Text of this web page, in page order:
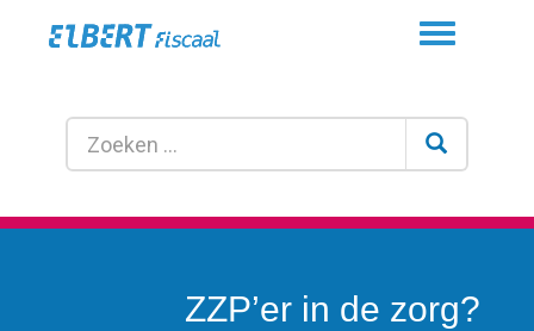
Toggle
ZZP’er in de zorg?